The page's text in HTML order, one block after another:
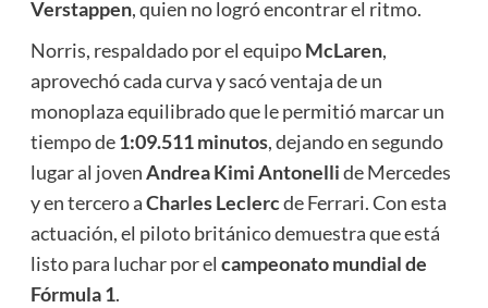
Verstappen, quien no logró encontrar el ritmo.
Norris, respaldado por el equipoMcLaren,
aprovechó cada curva y sacó ventaja de un
monoplaza equilibrado que le permitió marcar un
tiempo de1:09.511 minutos, dejando en segundo
lugar al jovenAndrea Kimi Antonellide Mercedes
y en tercero aCharles Leclercde Ferrari. Con esta
actuación, el piloto británico demuestra que está
listo para luchar por el campeonato mundial de
Fórmula 1.